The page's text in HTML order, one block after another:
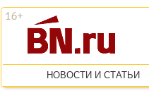
НОВОСТИ И СТАТЬИ